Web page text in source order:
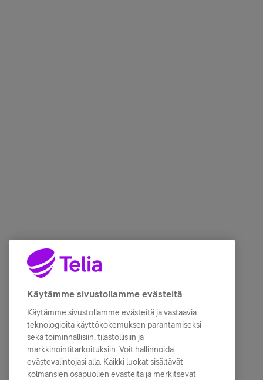
Käytämme sivustollamme evästeitä
Käytämme sivustollamme evästeitä ja vastaavia
teknologioita käyttökokemuksen parantamiseksi
sekä toiminnallisiin, tilastollisiin ja
markkinointitarkoituksiin. Voit hallinnoida
evästevalintojasi alla. Kaikki luokat sisältävät
kolmansien osapuolien evästeitä ja merkitsevät